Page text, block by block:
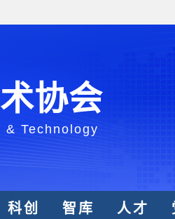
协会
Technology
科创 智库 人才